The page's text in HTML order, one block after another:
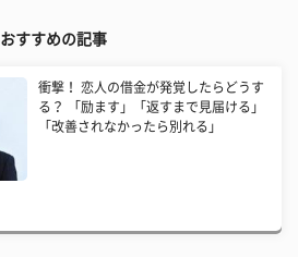
おすすめの記事
衝撃！ 恋人の借金が発覚したらどうす
る？ 「励ます」「返すまで見届ける」
「改善されなかったら別れる」